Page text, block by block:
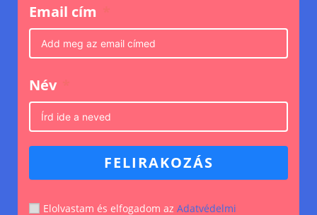
Email cím
Név
FELIRAKOZÁS
Elolvastam és elfogadom az Adatvédelmi